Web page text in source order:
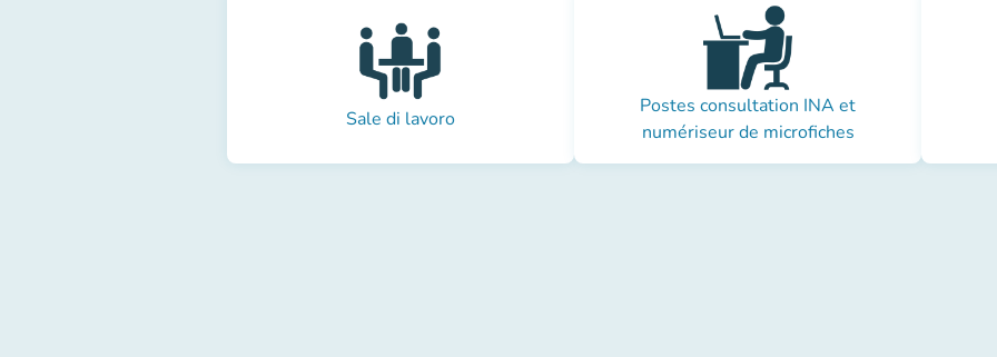
Sale di lavoro
Postes consultation INA et
numériseur de microfiches